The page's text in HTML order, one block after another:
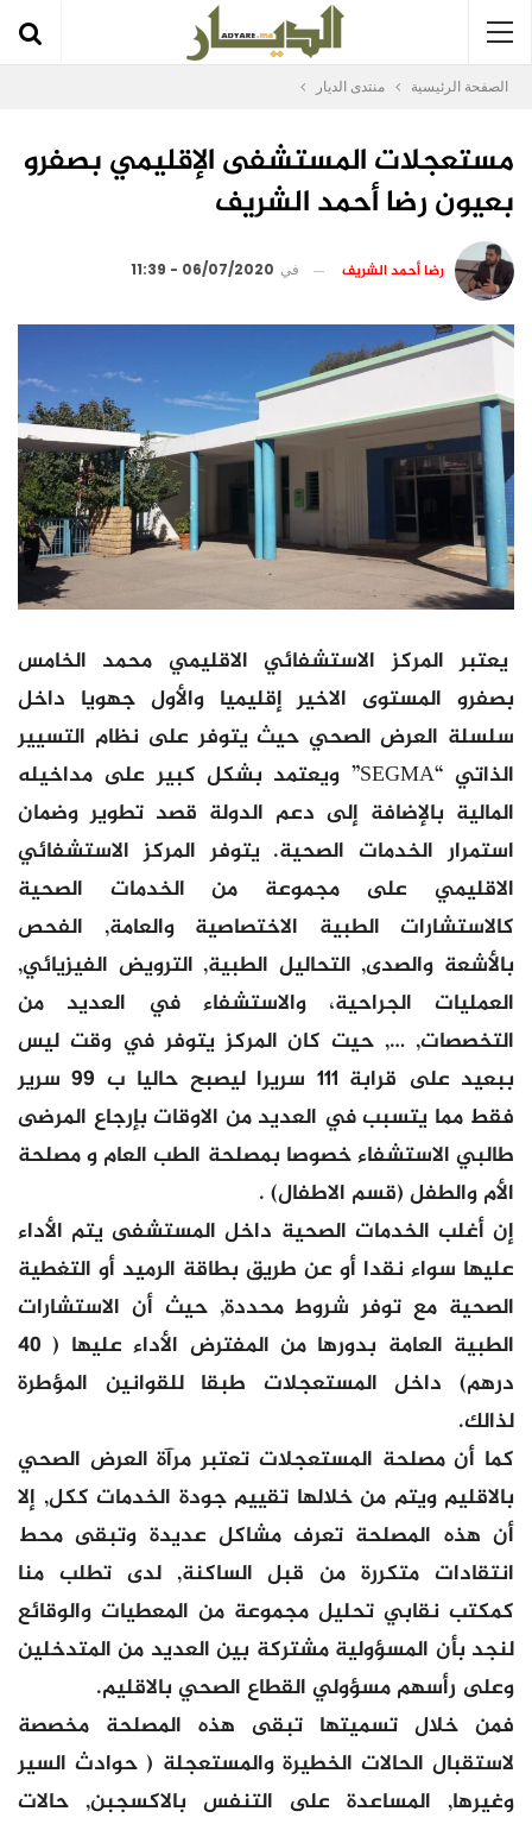
الصفحة الرئيسية منتدى الديار
مستعجلات المستشفى الإقليمي بصفرو
بعيون رضا أحمد الشريف
رضا أحمد الشريف في 06/07/2020 - 11:39
يعتبر المركز الاستشفائي الاقليمي محمد الخامس
بصفرو المستوى الاخير إقليميا والأول جهويا داخل
سلسلة العرض الصحي حيث يتوفر على نظام التسيير
الذاتي “SEGMA” ويعتمد بشكل كبير على مداخيله
المالية بالإضافة إلى دعم الدولة قصد تطوير وضمان
استمرار الخدمات الصحية. يتوفر المركز الاستشفائي
الاقليمي على مجموعة من الخدمات الصحية
كالاستشارات الطبية الاختصاصية والعامة, الفحص
بالأشعة والصدى, التحاليل الطبية, الترويض الفيزيائي,
العمليات الجراحية، والاستشفاء في العديد من
التخصصات, …, حيت كان المركز يتوفر في وقت ليس
ببعيد على قرابة 111 سريرا ليصبح حاليا ب 99 سرير
فقط مما يتسبب في العديد من الاوقات بإرجاع المرضى
طالبي الاستشفاء خصوصا بمصلحة الطب العام و مصلحة
الأم والطفل (قسم الاطفال) .
إن أغلب الخدمات الصحية داخل المستشفى يتم الأداء
عليها سواء نقدا أو عن طريق بطاقة الرميد أو التغطية
الصحية مع توفر شروط محددة, حيث أن الاستشارات
الطبية العامة بدورها من المفترض الأداء عليها ( 40
درهم) داخل المستعجلات طبقا للقوانين المؤطرة
لذالك.
كما أن مصلحة المستعجلات تعتبر مرآة العرض الصحي
بالاقليم ويتم من خلالها تقييم جودة الخدمات ككل, إلا
أن هذه المصلحة تعرف مشاكل عديدة وتبقى محط
انتقادات متكررة من قبل الساكنة, لدى تطلب منا
كمكتب نقابي تحليل مجموعة من المعطيات والوقائع
لنجد بأن المسؤولية مشتركة بين العديد من المتدخلين
وعلى رأسهم مسؤولي القطاع الصحي بالاقليم.
فمن خلال تسميتها تبقى هذه المصلحة مخصصة
لاستقبال الحالات الخطيرة والمستعجلة ( حوادث السير
وغيرها, المساعدة على التنفس بالاكسجبن, حالات